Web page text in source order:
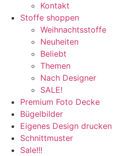
Kontakt
Stoffe shoppen
Weihnachtsstoffe
Neuheiten
Beliebt
Themen
Nach Designer
SALE!
Premium Foto Decke
Bügelbilder
Eigenes Design drucken
Schnittmuster
Sale!!!